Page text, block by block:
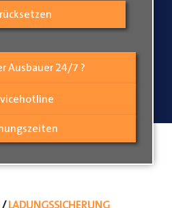
Ausbauer 24/7 ?
LADUNGSSICHERUNG